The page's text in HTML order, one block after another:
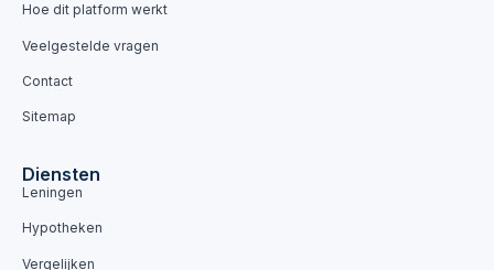
Hoe dit platform werkt
Veelgestelde vragen
Contact
Sitemap
Diensten
Leningen
Hypotheken
Vergelijken